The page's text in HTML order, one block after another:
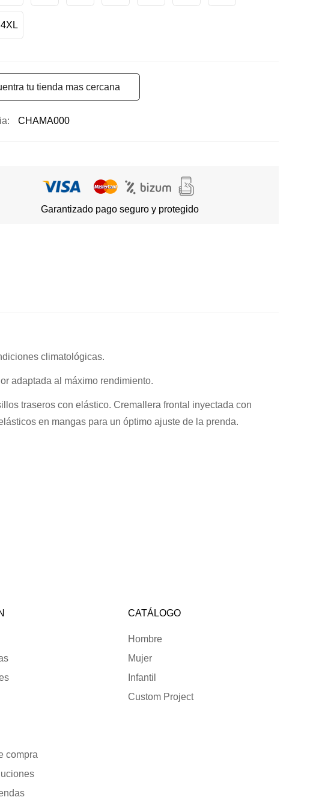
4XL
tu tienda mas cercana
CHAMA000
Garantizado pago seguro y protegido
climatológicas.
adaptada al máximo rendimiento.
traseros con elástico. Cremallera frontal inyectada con
en mangas para un óptimo ajuste de la prenda.
compra
CATÁLOGO
Hombre
Mujer
Infantil
Custom Project